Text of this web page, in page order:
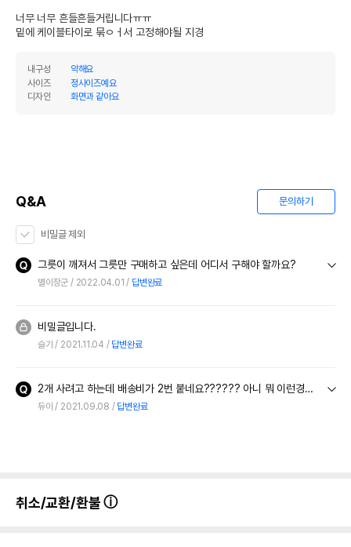
너무 너무 흔들흔들거립니다ㅠㅠ
밑에 케이블타이로 묶ㅇㅓ서 고정해야될 지경
내구성
약해요
사이즈
정사이즈예요
디자인
화면과 같아요
Q&A 문의하기
비밀글 제외
그릇이 깨져서 그릇만 구매하고 싶은데 어디서 구해야 할까요?
별이장군 2022.04.01 답변완료
비밀글입니다.
슬기 2021.11.04 답변완료
2개 사려고 하는데 배송비가 2번 붙네요?????? 아니 뭐 이런경우가.. 동일 상품인데 같이 박슽0이프로 붙혀서 보내주시면 되지 않나요??
듀이 2021.09.08 답변완료
취소/교환/환불